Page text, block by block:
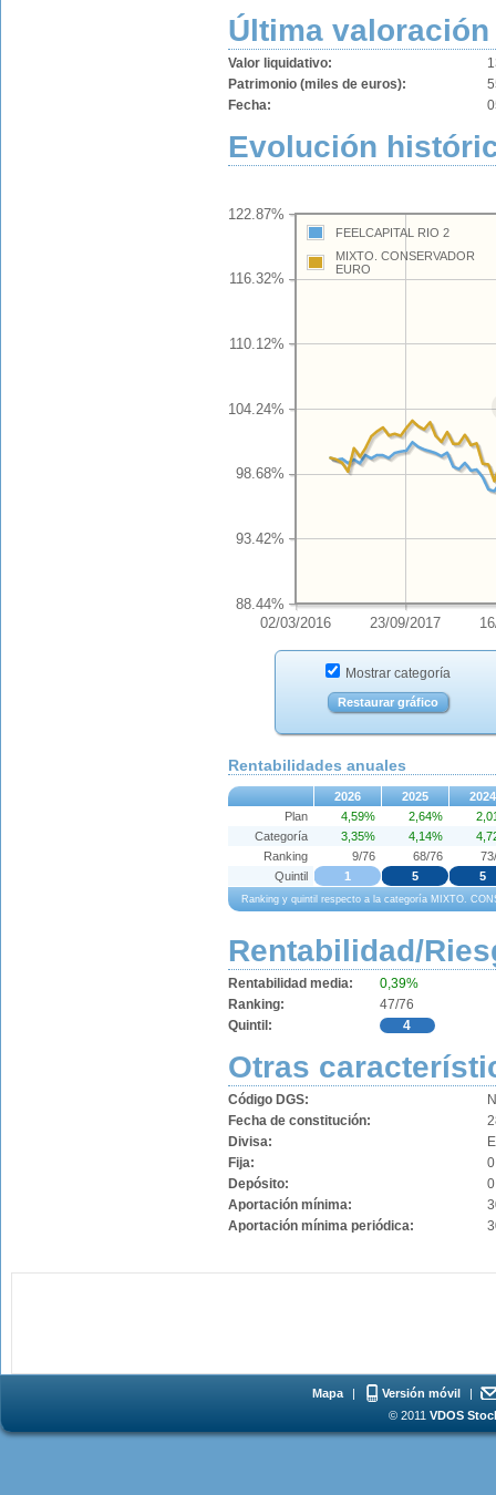
Última valoración
Valor liquidativo:
Patrimonio (miles de euros):
Fecha:
Evolución
02/03/2016 23/09/2017
88.44%
93.42%
98.68%
104.24%
110.12%
116.32%
122.87%
FEELCAPITAL RIO 2
MIXTO. CONSERVADOR
EURO
Mostrar categoría
Restaurar gráfico
Rentabilidades anuales
2026 2025 2024
Ranking y quintil respecto a la categoría MIXTO.
Plan 4,59% 2,64%
Categoría
3,35% 4,14%
Ranking
9/76 68/76
Quintil
1 5 5
Rentabilidad/
Rentabilidad media:
0,39%
Ranking:
47/76
Quintil:
4
Otras
Código DGS:
Fecha de constitución:
Divisa:
Fija:
Depósito:
Aportación mínima:
Aportación mínima periódica:
Mapa | Versión móvil
|
© 2011 VDOS